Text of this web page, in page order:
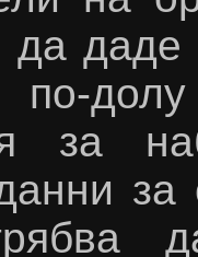
даде
по-
за
за